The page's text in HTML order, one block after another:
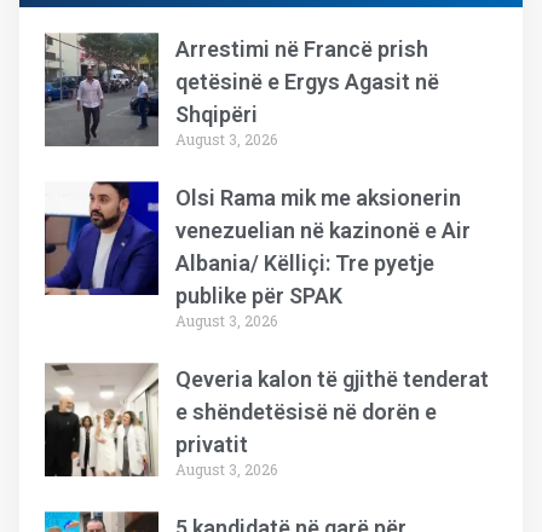
Arrestimi në Francë prish
qetësinë e Ergys Agasit në
Shqipëri
August 3, 2026
Olsi Rama mik me aksionerin
venezuelian në kazinonë e Air
Albania/ Këlliçi: Tre pyetje
publike për SPAK
August 3, 2026
Qeveria kalon të gjithë tenderat
e shëndetësisë në dorën e
privatit
August 3, 2026